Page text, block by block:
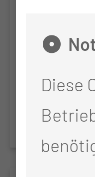
CT-Daten
Diese